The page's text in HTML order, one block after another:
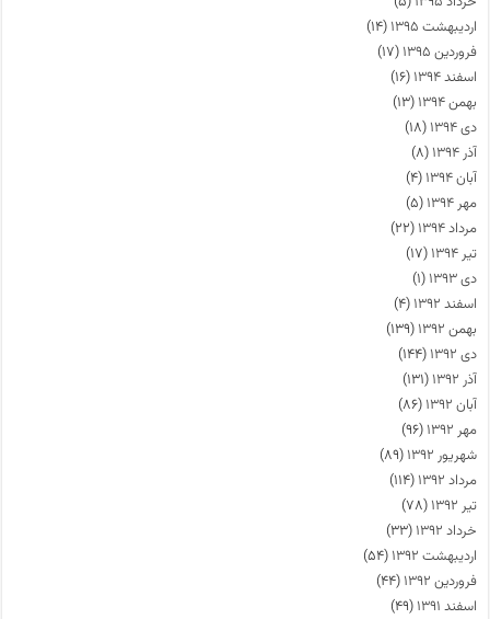
اردیبهشت ۱۳۹۵
(۱۴)
فروردین ۱۳۹۵
(۱۷)
اسفند ۱۳۹۴
(۱۶)
بهمن ۱۳۹۴
(۱۳)
دی ۱۳۹۴
(۱۸)
آذر ۱۳۹۴
(۸)
آبان ۱۳۹۴
(۴)
مهر ۱۳۹۴
(۵)
مرداد ۱۳۹۴
(۲۲)
تیر ۱۳۹۴
(۱۷)
دی ۱۳۹۳
(۱)
اسفند ۱۳۹۲
(۴)
بهمن ۱۳۹۲
(۱۳۹)
دی ۱۳۹۲
(۱۴۴)
آذر ۱۳۹۲
(۱۳۱)
آبان ۱۳۹۲
(۸۶)
مهر ۱۳۹۲
(۹۶)
شهریور ۱۳۹۲
(۸۹)
مرداد ۱۳۹۲
(۱۱۴)
تیر ۱۳۹۲
(۷۸)
خرداد ۱۳۹۲
(۳۳)
اردیبهشت ۱۳۹۲
(۵۴)
فروردین ۱۳۹۲
(۴۴)
اسفند ۱۳۹۱
(۴۹)